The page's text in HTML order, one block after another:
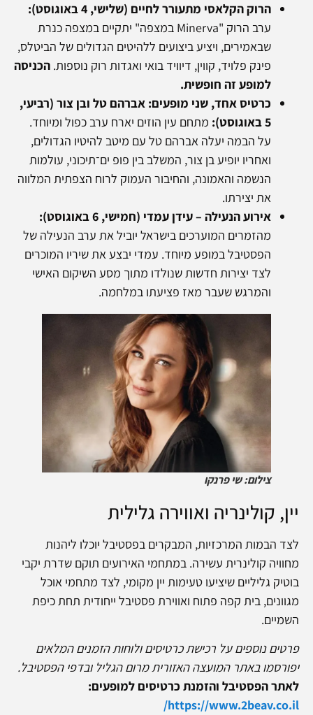
הרוק הקלאסי מתעורר לחיים (שלישי, 4 באוגוסט):
ערב הרוק "Minerva במצפה" יתקיים במצפה כנרת
שבאמירים, ויציע ביצועים ללהיטים הגדולים של הביטלס,
פינק פלויד, קווין, דיוויד בואי ואגדות רוק נוספות. הכניסה
למופע זה חופשית.
כרטיס אחד, שני מופעים: אברהם טל ובן צור (רביעי,
5 באוגוסט):
מתחם עין הוזים יארח ערב כפול ומיוחד.
על הבמה יעלה אברהם טל עם מיטב להיטיו הגדולים,
ואחריו יופיע בן צור, המשלב בין פופ ים־תיכוני, עולמות
הנשמה והאמונה, והחיבור העמוק לרוח הצפתית המלווה
את יצירתו.
אירוע הנעילה – עידן עמדי (חמישי, 6 באוגוסט):
מהזמרים המוערכים בישראל יוביל את ערב הנעילה של
הפסטיבל במופע מיוחד. עמדי יבצע את שיריו המוכרים
לצד יצירות חדשות שנולדו מתוך מסע השיקום האישי
והמרגש שעבר מאז פציעתו במלחמה.
צילום: שי פרנקו
יין, קולינריה ואווירה גלילית
לצד הבמות המרכזיות, המבקרים בפסטיבל יוכלו ליהנות
מחוויה קולינרית עשירה. במתחמי האירועים תוקם שדרת יקבי
בוטיק גליליים שיציעו טעימות יין מקומי, לצד מתחמי אוכל
מגוונים, בית קפה פתוח ואווירת פסטיבל ייחודית תחת כיפת
השמיים.
פרטים נוספים על רכישת כרטיסים ולוחות הזמנים המלאים
יפורסמו באתר המועצה האזורית מרום הגליל ובדפי הפסטיבל.
לאתר הפסטיבל והזמנת כרטיסים למופעים:
https://www.2beav.co.il/